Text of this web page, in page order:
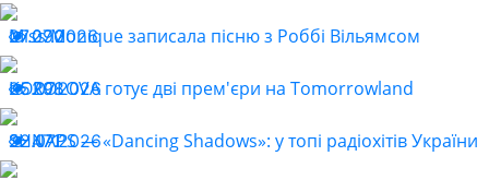
27.07.2026
290
Miss Monique записала пісню з Роббі Вільямсом
25.07.2026
298
KOROLOVA готує дві прем'єри на Tomorrowland
22.07.2026
471
SHNAPS — «Dancing Shadows»: у топі радіохітів України